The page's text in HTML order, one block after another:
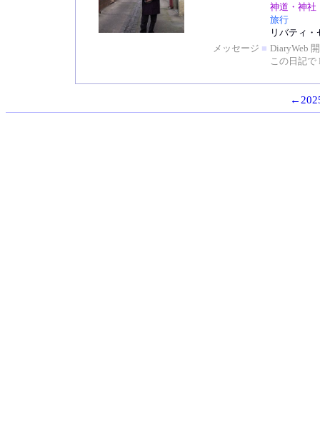
神道・神社
旅行
リバティ
メッセージ ■ DiaryWeb
この日記